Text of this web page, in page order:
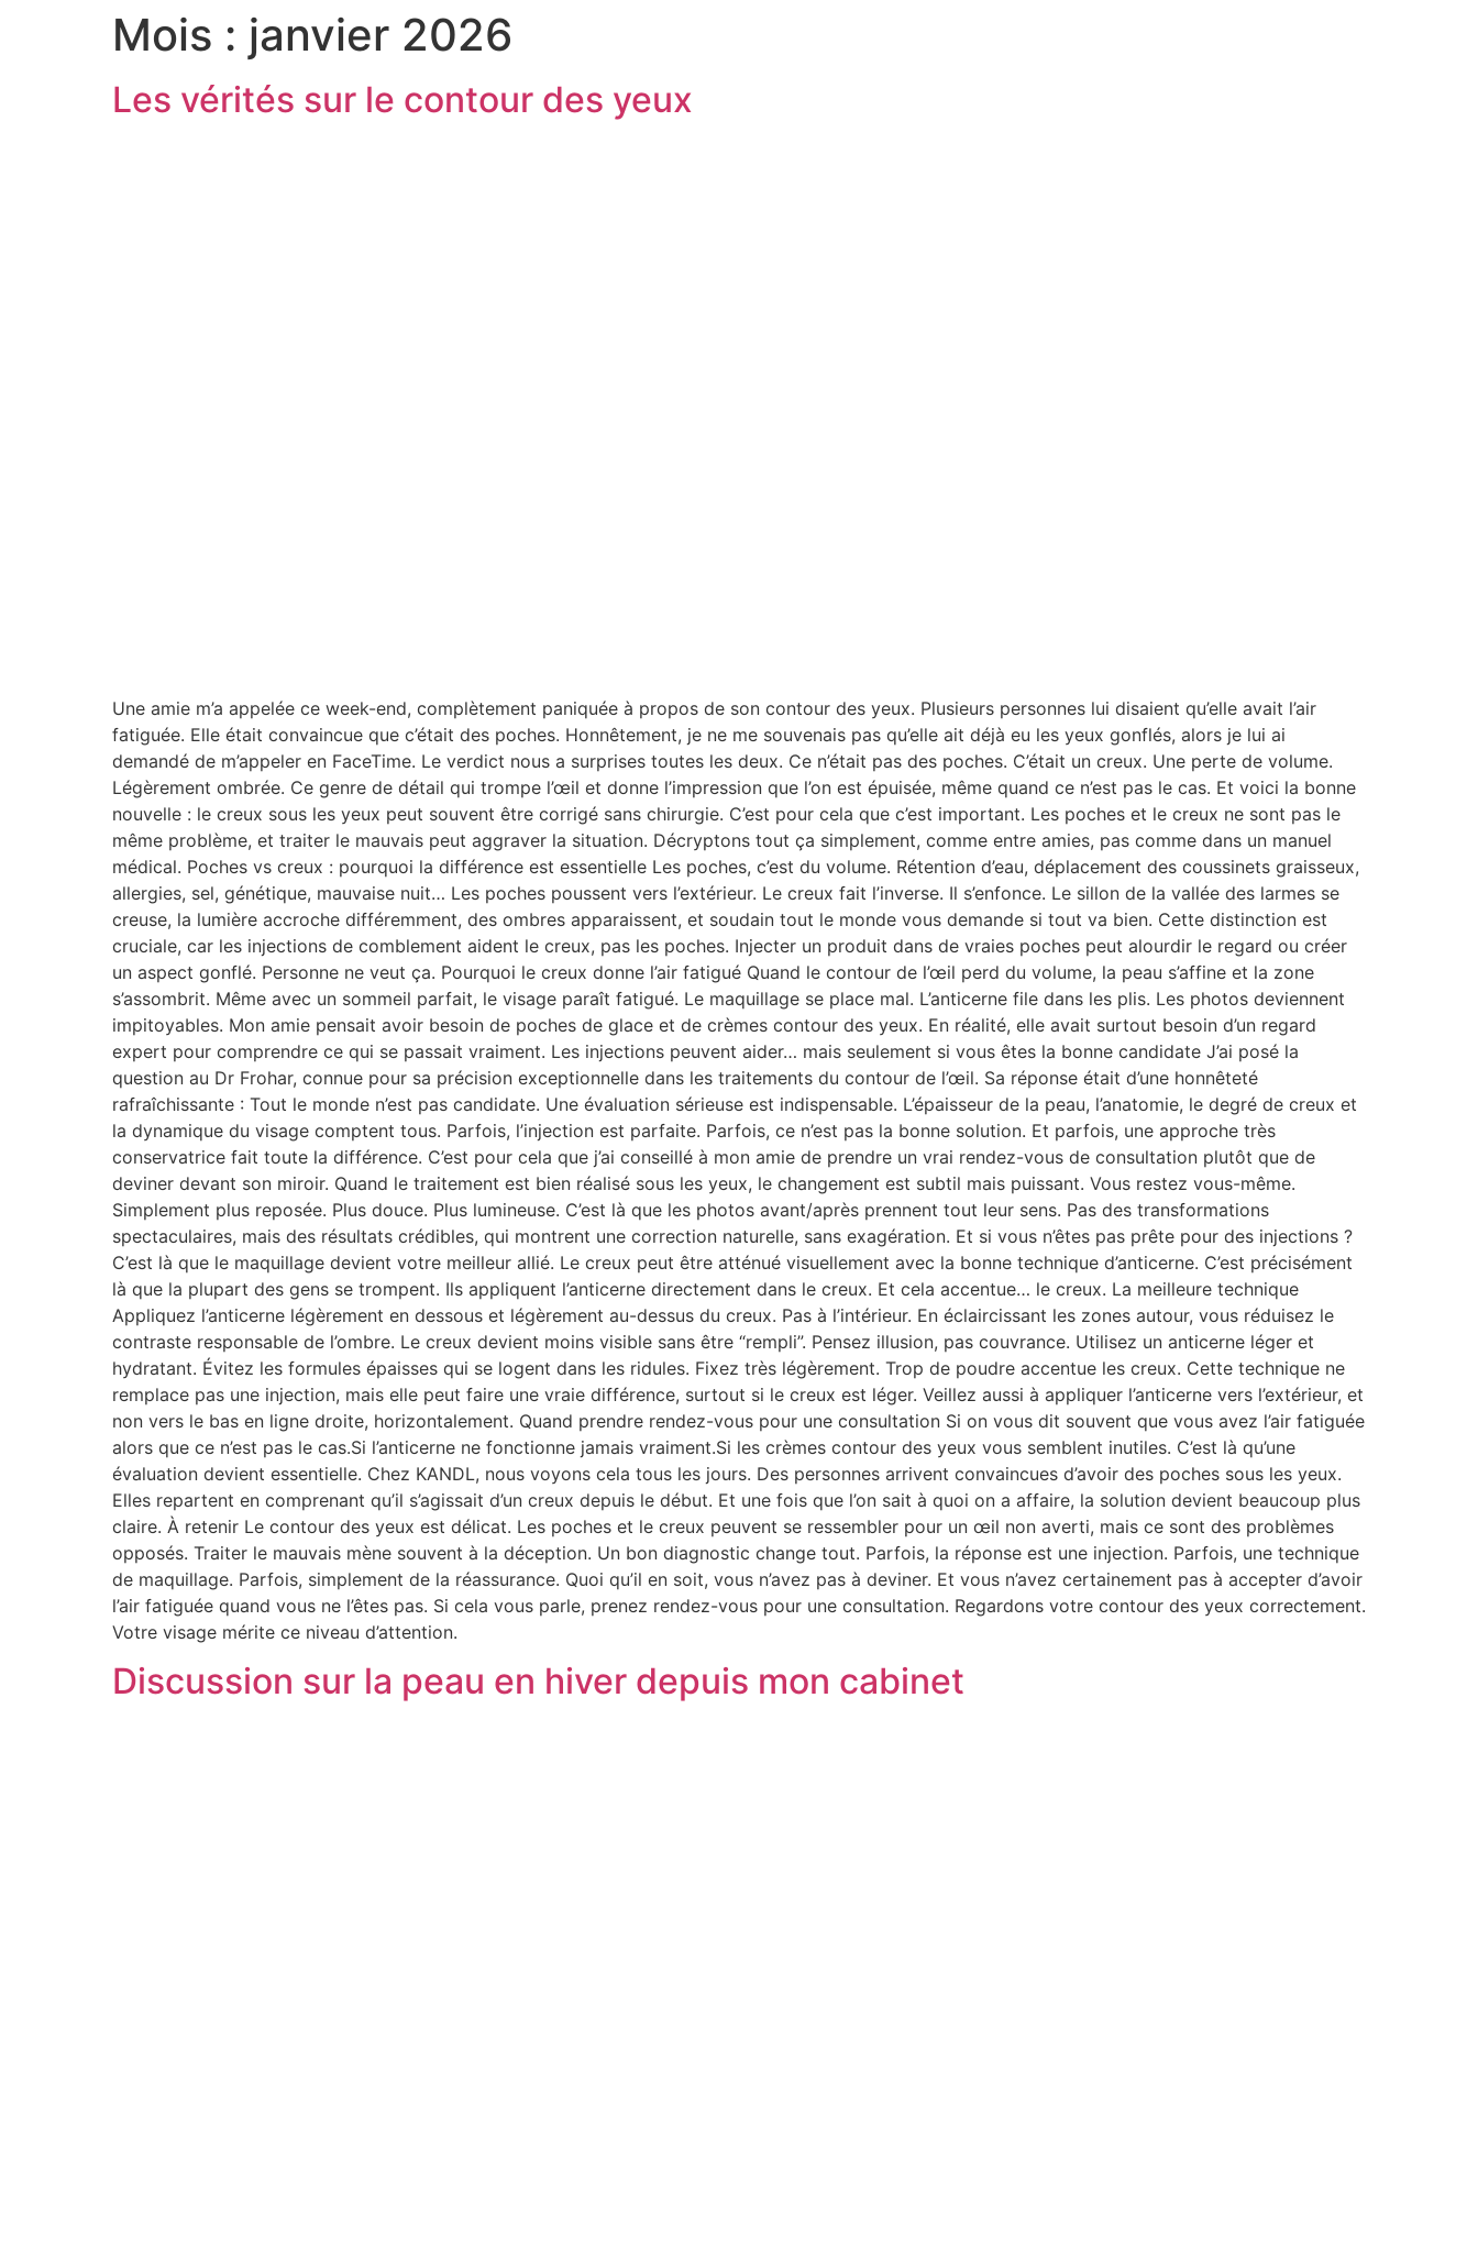
Mois : janvier 2026
Les vérités sur le contour des yeux
Une amie m’a appelée ce week-end, complètement paniquée à propos de son contour des yeux. Plusieurs personnes lui disaient qu’elle avait l’air
fatiguée. Elle était convaincue que c’était des poches. Honnêtement, je ne me souvenais pas qu’elle ait déjà eu les yeux gonflés, alors je lui ai
demandé de m’appeler en FaceTime. Le verdict nous a surprises toutes les deux. Ce n’était pas des poches. C’était un creux. Une perte de volume.
Légèrement ombrée. Ce genre de détail qui trompe l’œil et donne l’impression que l’on est épuisée, même quand ce n’est pas le cas. Et voici la bonne
nouvelle : le creux sous les yeux peut souvent être corrigé sans chirurgie. C’est pour cela que c’est important. Les poches et le creux ne sont pas le
même problème, et traiter le mauvais peut aggraver la situation. Décryptons tout ça simplement, comme entre amies, pas comme dans un manuel
médical. Poches vs creux : pourquoi la différence est essentielle Les poches, c’est du volume. Rétention d’eau, déplacement des coussinets graisseux,
allergies, sel, génétique, mauvaise nuit… Les poches poussent vers l’extérieur. Le creux fait l’inverse. Il s’enfonce. Le sillon de la vallée des larmes se
creuse, la lumière accroche différemment, des ombres apparaissent, et soudain tout le monde vous demande si tout va bien. Cette distinction est
cruciale, car les injections de comblement aident le creux, pas les poches. Injecter un produit dans de vraies poches peut alourdir le regard ou créer
un aspect gonflé. Personne ne veut ça. Pourquoi le creux donne l’air fatigué Quand le contour de l’œil perd du volume, la peau s’affine et la zone
s’assombrit. Même avec un sommeil parfait, le visage paraît fatigué. Le maquillage se place mal. L’anticerne file dans les plis. Les photos deviennent
impitoyables. Mon amie pensait avoir besoin de poches de glace et de crèmes contour des yeux. En réalité, elle avait surtout besoin d’un regard
expert pour comprendre ce qui se passait vraiment. Les injections peuvent aider… mais seulement si vous êtes la bonne candidate J’ai posé la
question au Dr Frohar, connue pour sa précision exceptionnelle dans les traitements du contour de l’œil. Sa réponse était d’une honnêteté
rafraîchissante : Tout le monde n’est pas candidate. Une évaluation sérieuse est indispensable. L’épaisseur de la peau, l’anatomie, le degré de creux et
la dynamique du visage comptent tous. Parfois, l’injection est parfaite. Parfois, ce n’est pas la bonne solution. Et parfois, une approche très
conservatrice fait toute la différence. C’est pour cela que j’ai conseillé à mon amie de prendre un vrai rendez-vous de consultation plutôt que de
deviner devant son miroir. Quand le traitement est bien réalisé sous les yeux, le changement est subtil mais puissant. Vous restez vous-même.
Simplement plus reposée. Plus douce. Plus lumineuse. C’est là que les photos avant/après prennent tout leur sens. Pas des transformations
spectaculaires, mais des résultats crédibles, qui montrent une correction naturelle, sans exagération. Et si vous n’êtes pas prête pour des injections ?
C’est là que le maquillage devient votre meilleur allié. Le creux peut être atténué visuellement avec la bonne technique d’anticerne. C’est précisément
là que la plupart des gens se trompent. Ils appliquent l’anticerne directement dans le creux. Et cela accentue… le creux. La meilleure technique
Appliquez l’anticerne légèrement en dessous et légèrement au-dessus du creux. Pas à l’intérieur. En éclaircissant les zones autour, vous réduisez le
contraste responsable de l’ombre. Le creux devient moins visible sans être “rempli”. Pensez illusion, pas couvrance. Utilisez un anticerne léger et
hydratant. Évitez les formules épaisses qui se logent dans les ridules. Fixez très légèrement. Trop de poudre accentue les creux. Cette technique ne
remplace pas une injection, mais elle peut faire une vraie différence, surtout si le creux est léger. Veillez aussi à appliquer l’anticerne vers l’extérieur, et
non vers le bas en ligne droite, horizontalement. Quand prendre rendez-vous pour une consultation Si on vous dit souvent que vous avez l’air fatiguée
alors que ce n’est pas le cas.Si l’anticerne ne fonctionne jamais vraiment.Si les crèmes contour des yeux vous semblent inutiles. C’est là qu’une
évaluation devient essentielle. Chez KANDL, nous voyons cela tous les jours. Des personnes arrivent convaincues d’avoir des poches sous les yeux.
Elles repartent en comprenant qu’il s’agissait d’un creux depuis le début. Et une fois que l’on sait à quoi on a affaire, la solution devient beaucoup plus
claire. À retenir Le contour des yeux est délicat. Les poches et le creux peuvent se ressembler pour un œil non averti, mais ce sont des problèmes
opposés. Traiter le mauvais mène souvent à la déception. Un bon diagnostic change tout. Parfois, la réponse est une injection. Parfois, une technique
de maquillage. Parfois, simplement de la réassurance. Quoi qu’il en soit, vous n’avez pas à deviner. Et vous n’avez certainement pas à accepter d’avoir
l’air fatiguée quand vous ne l’êtes pas. Si cela vous parle, prenez rendez-vous pour une consultation. Regardons votre contour des yeux correctement.
Votre visage mérite ce niveau d’attention.
Discussion sur la peau en hiver depuis mon cabinet